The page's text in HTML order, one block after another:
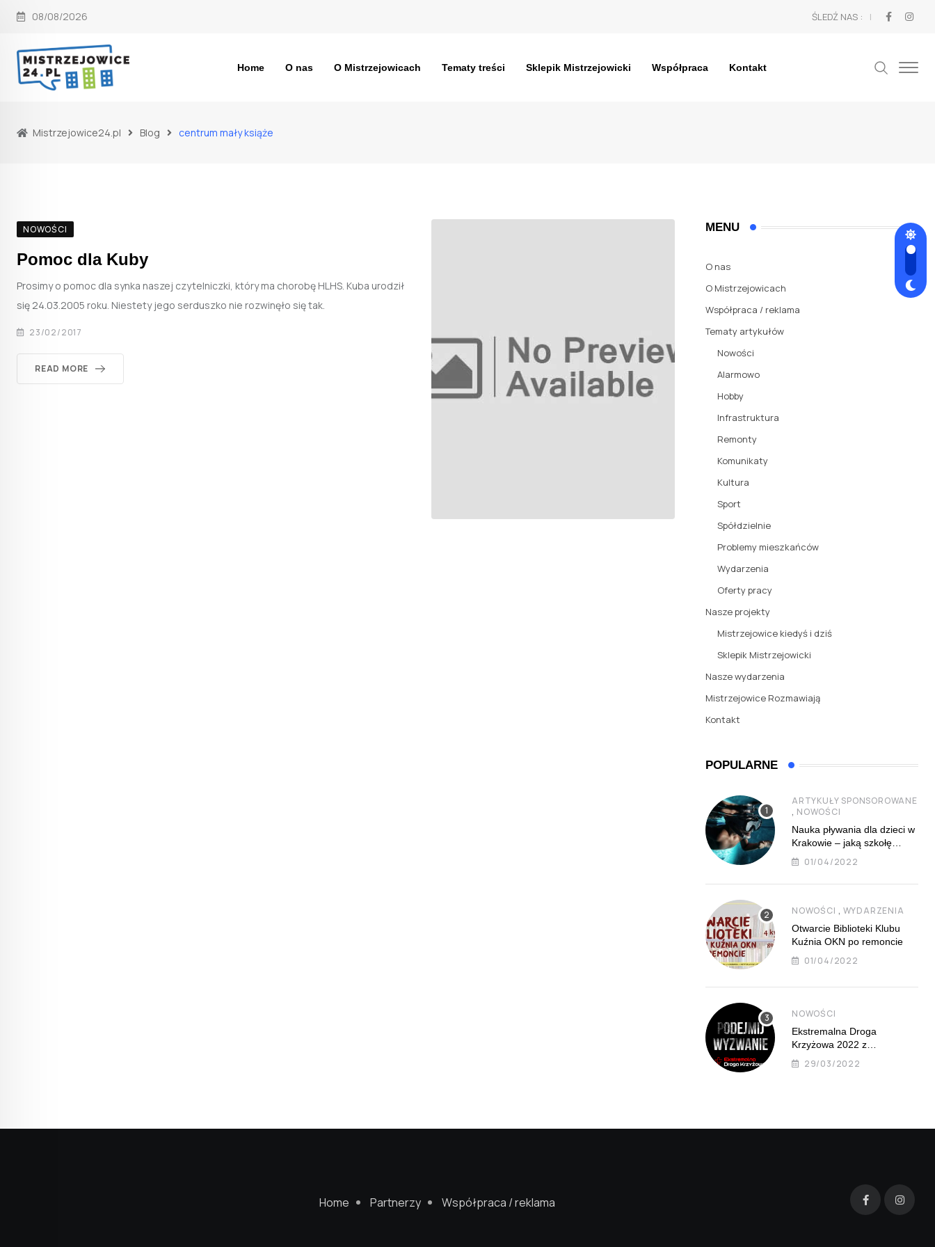
Skip
content
08/08/2026 ŚLEDŹ NAS :
Home O nas O Mistrzejowicach Tematy treści Sklepik Mistrzejowicki Współpraca Kontakt
Mistrzejowice24.pl Blog centrum mały książe
NOWOŚCI
Pomoc dla Kuby
Prosimy o pomoc dla synka naszej czytelniczki, który ma chorobę HLHS. Kuba urodził
się 24.03.2005 roku. Niestety jego serduszko nie rozwinęło się tak.
23/02/2017
READ MORE
MENU
O nas
O Mistrzejowicach
Współpraca / reklama
Tematy artykułów
Nowości
Alarmowo
Hobby
Infrastruktura
Remonty
Komunikaty
Kultura
Sport
Spółdzielnie
Problemy mieszkańców
Wydarzenia
Oferty pracy
Nasze projekty
Mistrzejowice kiedyś i dziś
Sklepik Mistrzejowicki
Nasze wydarzenia
Mistrzejowice Rozmawiają
Kontakt
POPULARNE
ARTYKUŁY SPONSOROWANE
, NOWOŚCI
Nauka pływania dla dzieci w
Krakowie – jaką szkołę
najlepiej wybrać?
01/04/2022
NOWOŚCI , WYDARZENIA
Otwarcie Biblioteki Klubu
Kuźnia OKN po remoncie
01/04/2022
NOWOŚCI
Ekstremalna Droga
Krzyżowa 2022 z
Mistrzejowic już 8 kwietnia
29/03/2022
Home Partnerzy Współpraca / reklama